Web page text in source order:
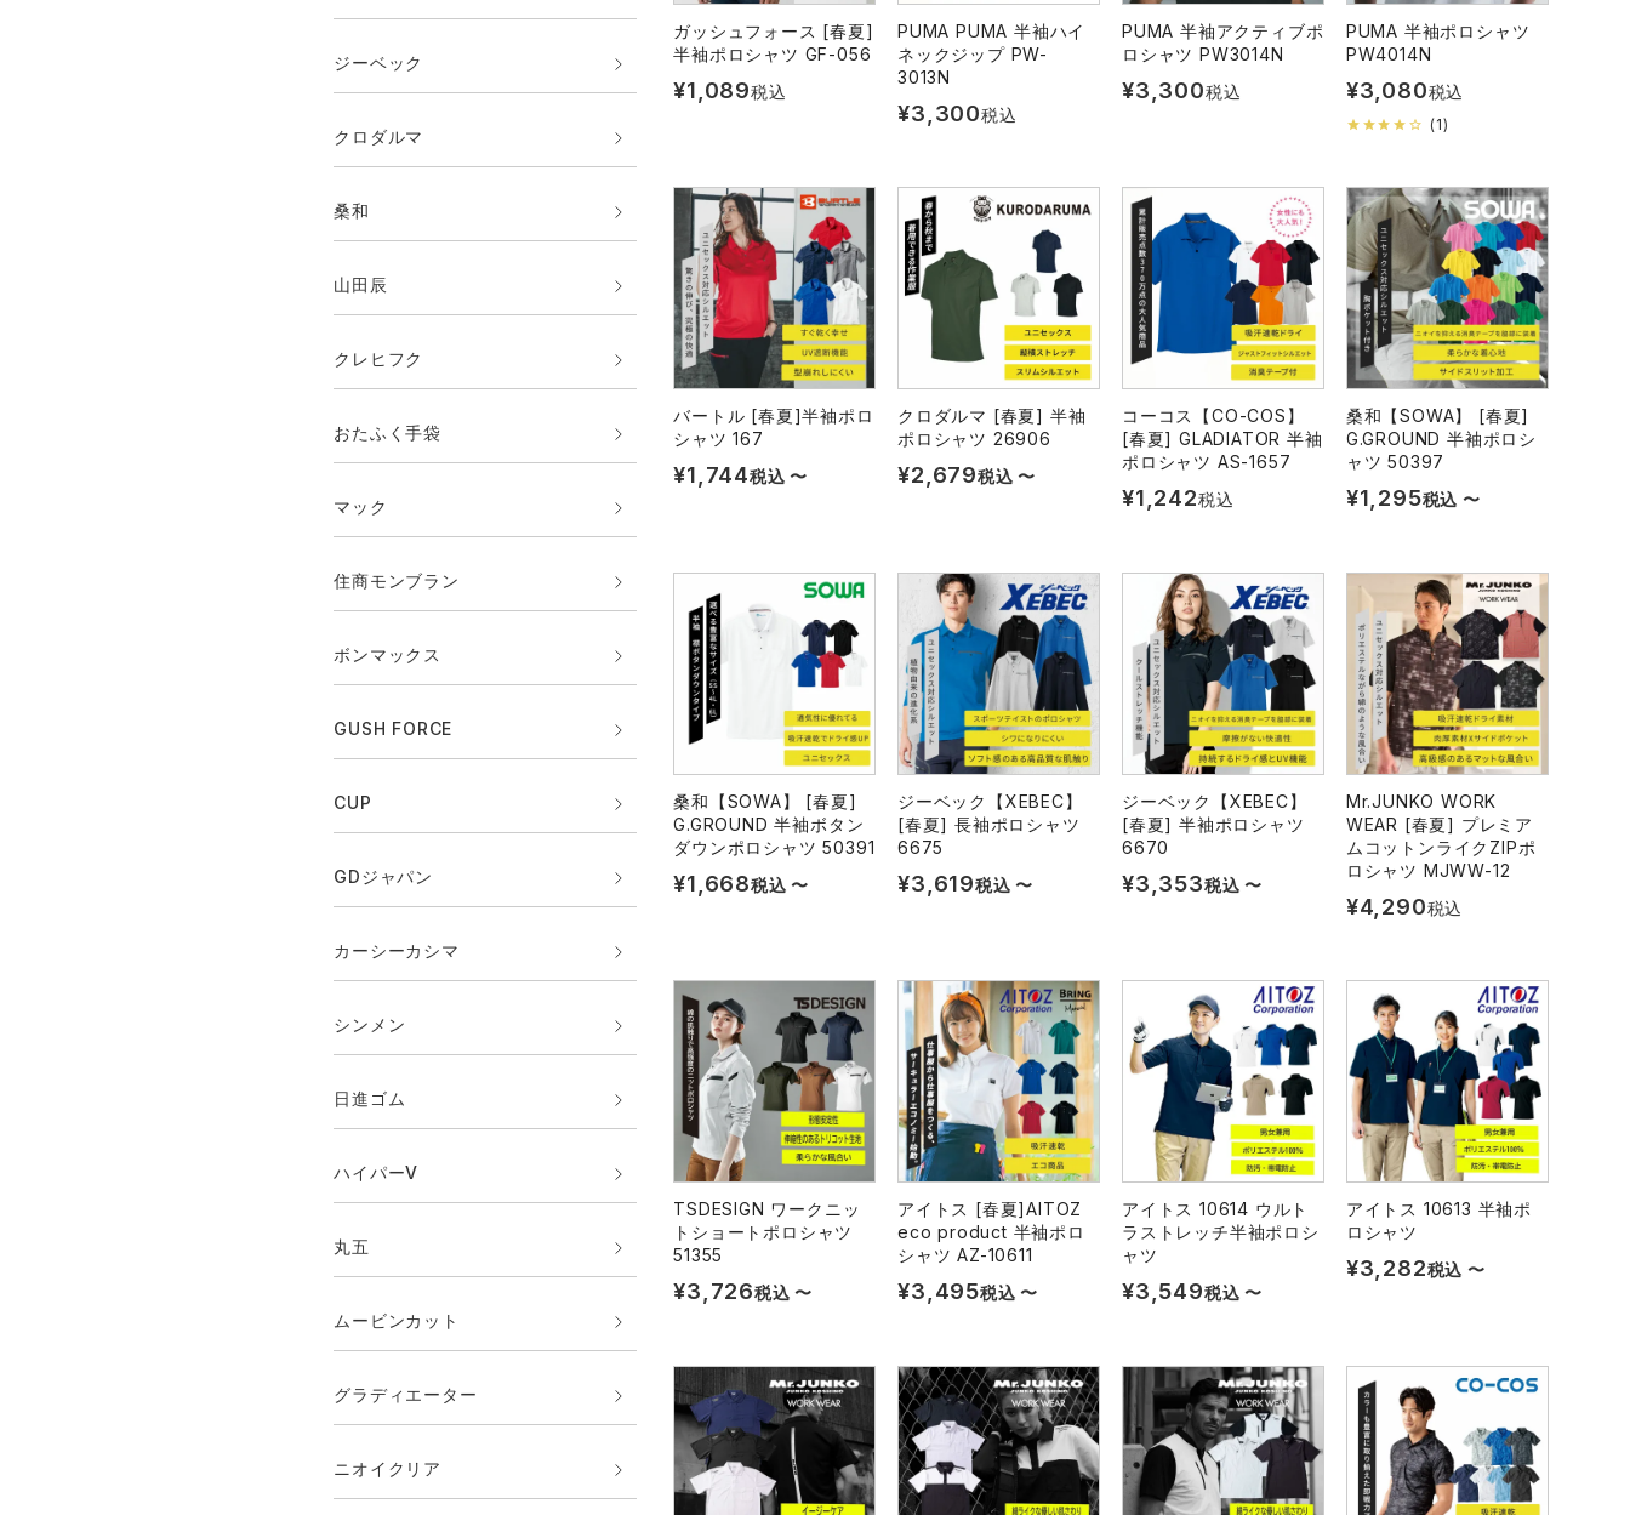
ジーベック
クロダルマ
桑和
山田辰
クレヒフク
おたふく手袋
マック
住商モンブラン
ボンマックス
GUSH FORCE
CUP
GDジャパン
カーシーカシマ
シンメン
日進ゴム
ハイパーV
丸五
ムービンカット
グラディエーター
ニオイクリア
ガッシュフォース [春夏]
半袖ポロシャツ GF-056
¥1,089税込
PUMA PUMA 半袖ハイ
ネックジップ PW-
3013N
¥3,300税込
PUMA 半袖アクティブポ
ロシャツ PW3014N
¥3,300税込
PUMA 半袖ポロシャツ
PW4014N
¥3,080税込
(1)
バートル [春夏]半袖ポロ
シャツ 167
¥1,744税込 〜
クロダルマ [春夏] 半袖
ポロシャツ 26906
¥2,679税込 〜
コーコス【CO-COS】
[春夏] GLADIATOR 半袖
ポロシャツ AS-1657
¥1,242税込
桑和【SOWA】 [春夏]
G.GROUND 半袖ポロシ
ャツ 50397
¥1,295税込 〜
桑和【SOWA】 [春夏]
G.GROUND 半袖ボタン
ダウンポロシャツ 50391
¥1,668税込 〜
ジーベック【XEBEC】
[春夏] 長袖ポロシャツ
6675
¥3,619税込 〜
ジーベック【XEBEC】
[春夏] 半袖ポロシャツ
6670
¥3,353税込 〜
Mr.JUNKO WORK
WEAR [春夏] プレミア
ムコットンライクZIPポ
ロシャツ MJWW-12
¥4,290税込
TSDESIGN ワークニッ
トショートポロシャツ
51355
¥3,726税込 〜
アイトス [春夏]AITOZ
eco product 半袖ポロ
シャツ AZ-10611
¥3,495税込 〜
アイトス 10614 ウルト
ラストレッチ半袖ポロシ
ャツ
¥3,549税込 〜
アイトス 10613 半袖ポ
ロシャツ
¥3,282税込 〜